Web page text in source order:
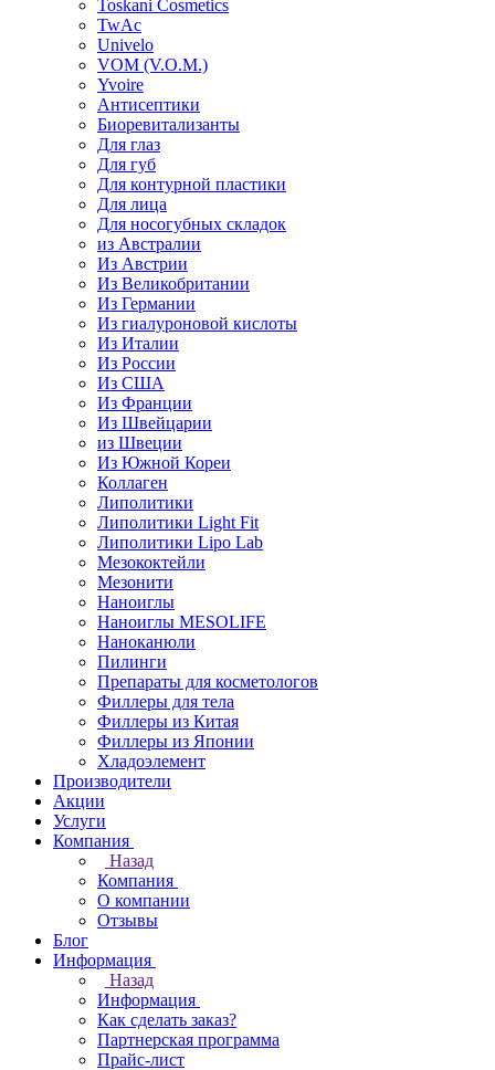
Toskani Cosmetics
TwAc
Univelo
VOM (V.O.M.)
Yvoire
Антисептики
Биоревитализанты
Для глаз
Для губ
Для контурной пластики
Для лица
Для носогубных складок
из Австралии
Из Австрии
Из Великобритании
Из Германии
Из гиалуроновой кислоты
Из Италии
Из России
Из США
Из Франции
Из Швейцарии
из Швеции
Из Южной Кореи
Коллаген
Липолитики
Липолитики Light Fit
Липолитики Lipo Lab
Мезококтейли
Мезонити
Наноиглы
Наноиглы MESOLIFE
Наноканюли
Пилинги
Препараты для косметологов
Филлеры для тела
Филлеры из Китая
Филлеры из Японии
Хладоэлемент
Производители
Акции
Услуги
Компания
Назад
Компания
О компании
Отзывы
Блог
Информация
Назад
Информация
Как сделать заказ?
Партнерская программа
Прайс-лист